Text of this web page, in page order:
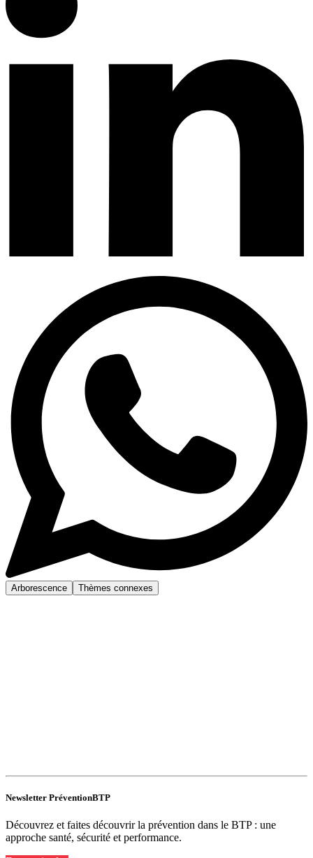
Arborescence Thèmes connexes
Newsletter PréventionBTP
Découvrez et faites découvrir la prévention dans le BTP : une
approche santé, sécurité et performance.